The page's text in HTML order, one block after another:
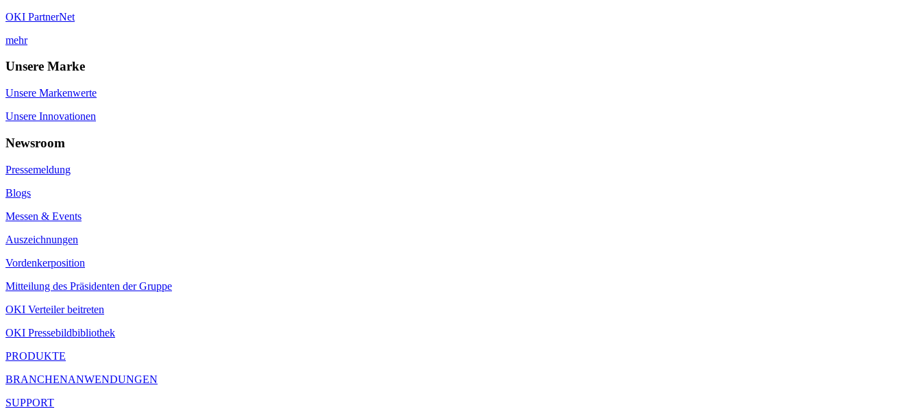
OKI PartnerNet
mehr
Unsere Marke
Unsere Markenwerte
Unsere Innovationen
Newsroom
Pressemeldung
Blogs
Messen & Events
Auszeichnungen
Vordenkerposition
Mitteilung des Präsidenten der Gruppe
OKI Verteiler beitreten
OKI Pressebildbibliothek
PRODUKTE
BRANCHENANWENDUNGEN
SUPPORT